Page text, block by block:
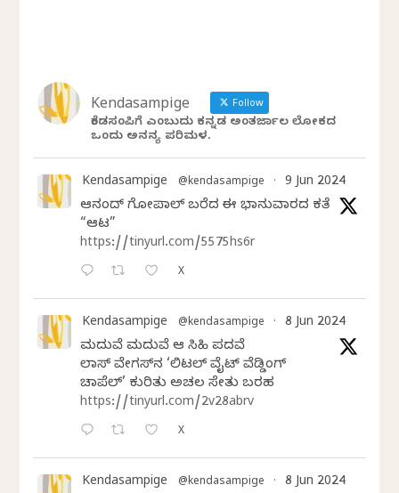
Kendasampige Follow
ಕೆಂಡಸಂಪಿಗೆ ಎಂಬುದು ಕನ್ನಡ ಅಂತರ್ಜಾಲ ಲೋಕದ
ಒಂದು ಅನನ್ಯ ಪರಿಮಳ.
Kendasampige @kendasampige · 9 Jun 2024
ಆನಂದ್‌ ಗೋಪಾಲ್‌ ಬರೆದ ಈ ಭಾನುವಾರದ ಕತೆ
“ಆಟ”
https://tinyurl.com/5575hs6r
X
Kendasampige @kendasampige · 8 Jun 2024
ಮದುವೆ ಮದುವೆ ಆ ಸಿಹಿ ಪದವೆ
ಲಾಸ್‌ ವೇಗಸ್‌ನ ‘ಲಿಟಲ್ ವೈಟ್ ವೆಡ್ಡಿಂಗ್
ಚಾಪೆಲ್’ ಕುರಿತು ಅಚಲ ಸೇತು ಬರಹ
https://tinyurl.com/2v28abrv
X
Kendasampige @kendasampige · 8 Jun 2024